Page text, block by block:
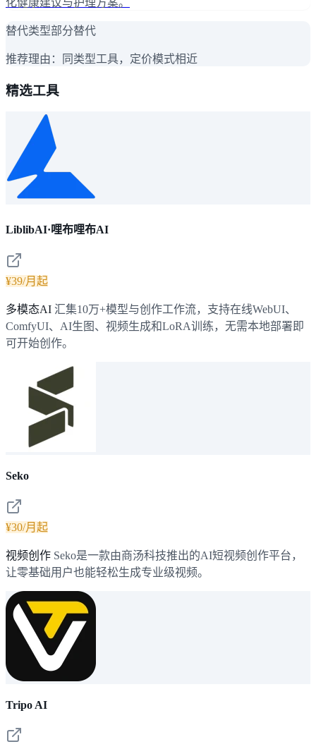
化健康建议与护理方案。
替代类型部分替代
推荐理由： 同类型工具，定价模式相近
精选工具
LiblibAI·哩布哩布AI
¥39/月起
多模态AI 汇集10万+模型与创作工作流，支持在线WebUI、
ComfyUI、AI生图、视频生成和LoRA训练，无需本地部署即
可开始创作。
Seko
¥30/月起
视频创作 Seko是一款由商汤科技推出的AI短视频创作平台，
让零基础用户也能轻松生成专业级视频。
Tripo AI